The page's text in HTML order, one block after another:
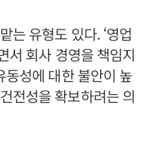
는 유형도 있다. ‘영업
서 회사 경영을 책임지
동성에 대한 불안이 높
전성을 확보하려는 의